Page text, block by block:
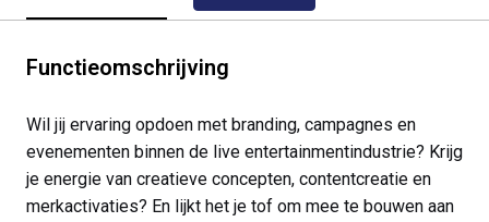
Functieomschrijving
Wil jij ervaring opdoen met branding, campagnes en
evenementen binnen de live entertainmentindustrie? Krijg
je energie van creatieve concepten, contentcreatie en
merkactivaties? En lijkt het je tof om mee te bouwen aan